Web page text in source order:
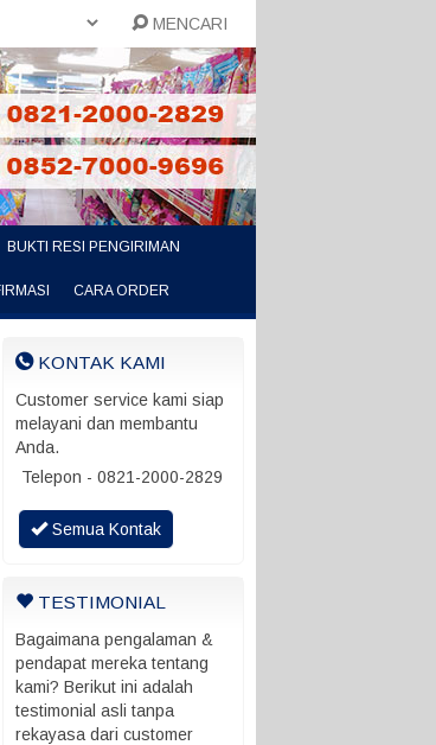
MENCARI
BUKTI RESI PENGIRIMAN
CARA ORDER
KONTAK KAMI
Customer service kami siap
melayani dan membantu
Anda.
Telepon - 0821-2000-2829
Semua Kontak
TESTIMONIAL
Bagaimana pengalaman &
pendapat mereka tentang
kami? Berikut ini adalah
testimonial asli tanpa
rekayasa dari customer